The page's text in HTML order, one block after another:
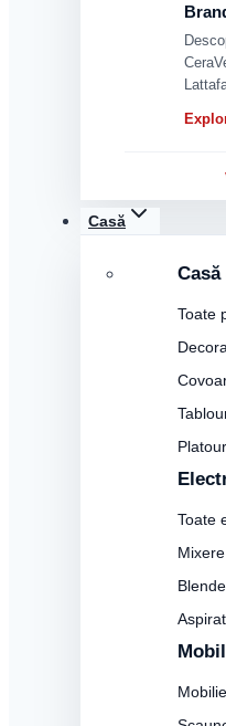
Casă
Toate
Toate
Mixere